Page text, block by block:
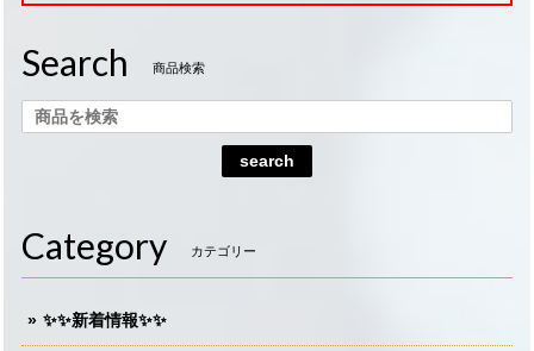
Search 商品検索
search
Category カテゴリー
✨✨新着情報✨✨